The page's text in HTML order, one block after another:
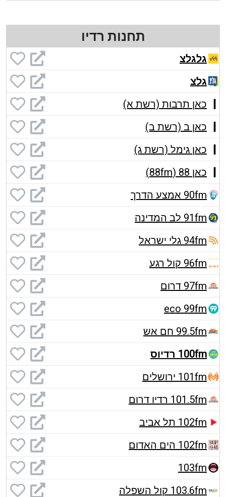
תחנות רדיו
גלגלצ
גלצ
כאן תרבות (רשת א)
כאן ב (רשת ב)
כאן גימל (רשת ג)
כאן 88 (88fm)
90fm אמצע הדרך
91fm לב המדינה
94fm גלי ישראל
96fm קול רגע
97fm דרום
eco 99fm
99.5fm חם אש
100fm רדיוס
101fm ירושלים
101.5fm רדיו דרום
102fm תל אביב
102fm הים האדום
103fm
103.6fm קול השפלה